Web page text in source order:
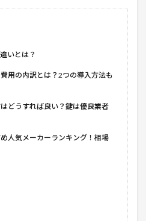
いとは？
用の内訳とは？2つの導入方法も
どうすれば良い？鍵は優良業者
人気メーカーランキング！相場